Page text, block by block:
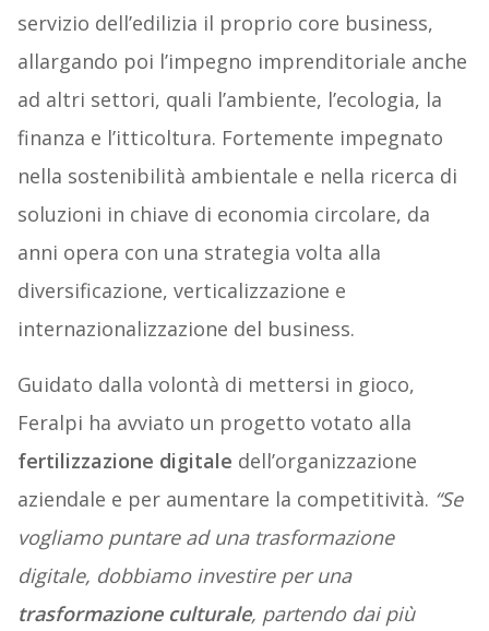
servizio dell’edilizia il proprio core business,
allargando poi l’impegno imprenditoriale anche
ad altri settori, quali l’ambiente, l’ecologia, la
finanza e l’itticoltura. Fortemente impegnato
nella sostenibilità ambientale e nella ricerca di
soluzioni in chiave di economia circolare, da
anni opera con una strategia volta alla
diversificazione, verticalizzazione e
internazionalizzazione del business.
Guidato dalla volontà di mettersi in gioco,
Feralpi ha avviato un progetto votato alla
fertilizzazione digitale dell’organizzazione
aziendale e per aumentare la competitività. “Se
vogliamo puntare ad una trasformazione
digitale, dobbiamo investire per una
trasformazione culturale, partendo dai più